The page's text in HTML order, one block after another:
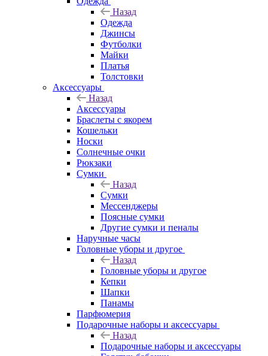
Назад
Одежда
Джинсы
Футболки
Майки
Платья
Толстовки
Аксессуары
Назад
Аксессуары
Браслеты с якорем
Кошельки
Носки
Солнечные очки
Рюкзаки
Сумки
Назад
Сумки
Мессенджеры
Поясные сумки
Другие сумки и пеналы
Наручные часы
Головные уборы и другое
Назад
Головные уборы и другое
Кепки
Шапки
Панамы
Парфюмерия
Подарочные наборы и аксессуары
Назад
Подарочные наборы и аксессуары